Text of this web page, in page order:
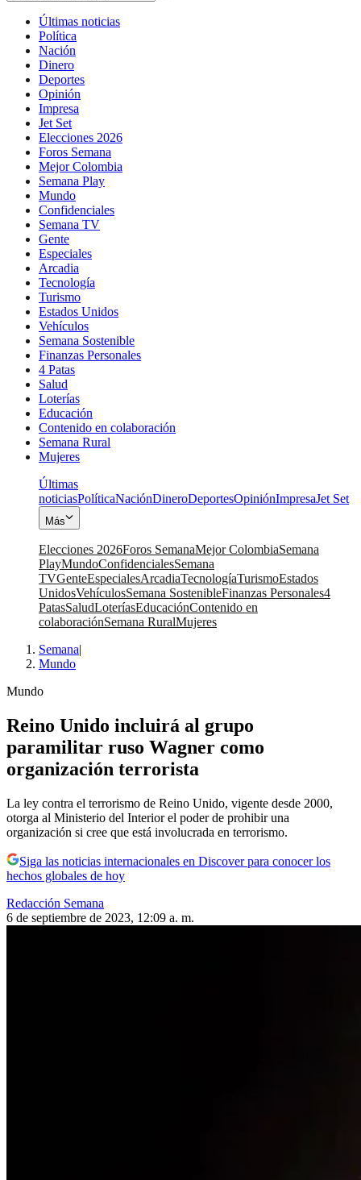
Últimas noticias
Política
Nación
Dinero
Deportes
Opinión
Impresa
Jet Set
Elecciones 2026
Foros Semana
Mejor Colombia
Semana Play
Mundo
Confidenciales
Semana TV
Gente
Especiales
Arcadia
Tecnología
Turismo
Estados Unidos
Vehículos
Semana Sostenible
Finanzas Personales
4 Patas
Salud
Loterías
Educación
Contenido en colaboración
Semana Rural
Mujeres
Últimas
noticiasPolíticaNaciónDineroDeportesOpiniónImpresaJet Set
Más
Elecciones 2026Foros SemanaMejor ColombiaSemana
PlayMundoConfidencialesSemana
TVGenteEspecialesArcadiaTecnologíaTurismoEstados
UnidosVehículosSemana SostenibleFinanzas Personales4
PatasSaludLoteríasEducaciónContenido en
colaboraciónSemana RuralMujeres
Semana|
Mundo
Mundo
Reino Unido incluirá al grupo
paramilitar ruso Wagner como
organización terrorista
La ley contra el terrorismo de Reino Unido, vigente desde 2000,
otorga al Ministerio del Interior el poder de prohibir una
organización si cree que está involucrada en terrorismo.
Siga las noticias internacionales en Discover para conocer los
hechos globales de hoy
Redacción Semana
6 de septiembre de 2023, 12:09 a. m.